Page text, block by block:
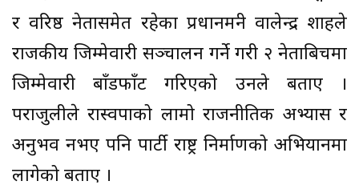
र वरिष्ठ नेतासमेत रहेका प्रधानमन्त्री वालेन्द्र शाहले
राजकीय जिम्मेवारी सञ्चालन गर्ने गरी २ नेताबिचमा
जिम्मेवारी बाँडफाँट गरिएको उनले बताए ।
पराजुलीले रास्वपाको लामो राजनीतिक अभ्यास र
अनुभव नभए पनि पार्टी राष्ट्र निर्माणको अभियानमा
लागेको बताए ।